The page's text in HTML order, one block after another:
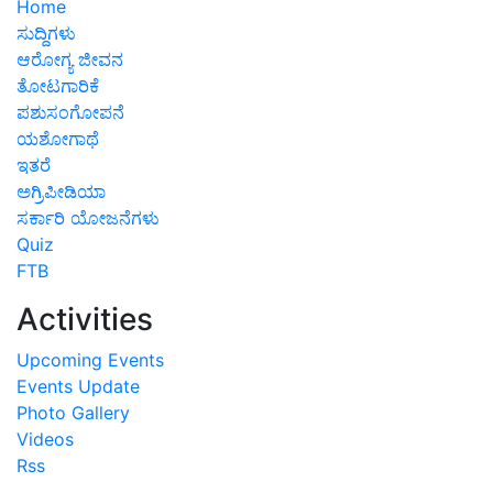
Home
ಸುದ್ದಿಗಳು
ಆರೋಗ್ಯ ಜೀವನ
ತೋಟಗಾರಿಕೆ
ಪಶುಸಂಗೋಪನೆ
ಯಶೋಗಾಥೆ
ಇತರೆ
ಅಗ್ರಿಪೀಡಿಯಾ
ಸರ್ಕಾರಿ ಯೋಜನೆಗಳು
Quiz
FTB
Activities
Upcoming Events
Events Update
Photo Gallery
Videos
Rss